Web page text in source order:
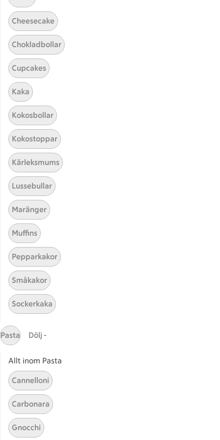
Testa att söka på något nytt, eller ta bort något av
Drink
Här hittar du alla goda recept du har sparat och
Sidfot
Start
Få snabbt svar
FAQ
Cheesecake
Chokladbollar
Cupcakes
Kaka
Kokosbollar
Kokostoppar
Kärleksmums
Lussebullar
Maränger
Muffins
Pepparkakor
Småkakor
Sockerkaka
Pasta Dölj -
Allt inom Pasta
Cannelloni
Carbonara
Gnocchi